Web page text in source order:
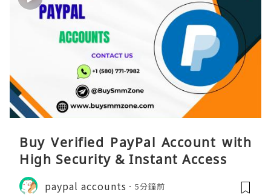
Buy Verified PayPal Account with
High Security & Instant Access
paypal accounts 5分鐘前